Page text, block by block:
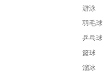
游泳
羽毛球
乒乓球
篮球
溜冰